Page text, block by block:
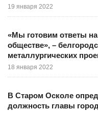
19 января 2022
«Мы готовим ответы
обществе», –
металлургических
18 января 2022
В Старом Осколе
должность главы